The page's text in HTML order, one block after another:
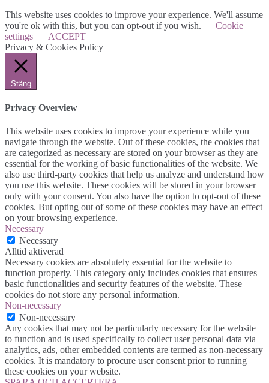
This website uses cookies to improve your experience. We'll assume
you're ok with this, but you can opt-out if you wish.
Cookie
settings
ACCEPT
Privacy & Cookies Policy
Stäng
Privacy Overview
This website uses cookies to improve your experience while you
navigate through the website. Out of these cookies, the cookies that
are categorized as necessary are stored on your browser as they are
essential for the working of basic functionalities of the website. We
also use third-party cookies that help us analyze and understand how
you use this website. These cookies will be stored in your browser
only with your consent. You also have the option to opt-out of these
cookies. But opting out of some of these cookies may have an effect
on your browsing experience.
Necessary
Necessary
Alltid aktiverad
Necessary cookies are absolutely essential for the website to
function properly. This category only includes cookies that ensures
basic functionalities and security features of the website. These
cookies do not store any personal information.
Non-necessary
Non-necessary
Any cookies that may not be particularly necessary for the website
to function and is used specifically to collect user personal data via
analytics, ads, other embedded contents are termed as non-necessary
cookies. It is mandatory to procure user consent prior to running
these cookies on your website.